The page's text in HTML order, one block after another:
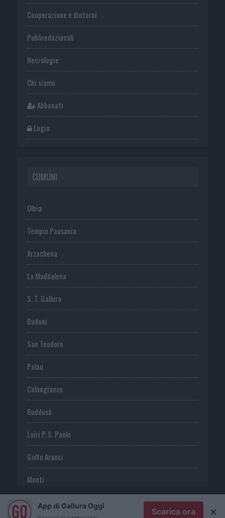
Cooperazione e dintorni
Publiredazionali
Necrologie
Chi siamo
Abbonati
Login
COMUNI
Olbia
Tempio Pausania
Arzachena
La Maddalena
S. T. Gallura
Budoni
San Teodoro
Palau
Calangianus
Buddusò
Loiri P. S. Paolo
Golfo Aranci
Monti
TeltiApp di Gallura Oggi
Scarica ora ×